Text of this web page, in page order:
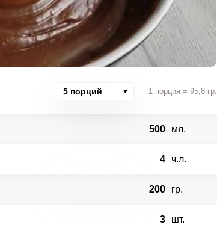
5 порций 1 порция = 95,8 гр.
500 мл.
4 ч.л.
200 гр.
3 шт.